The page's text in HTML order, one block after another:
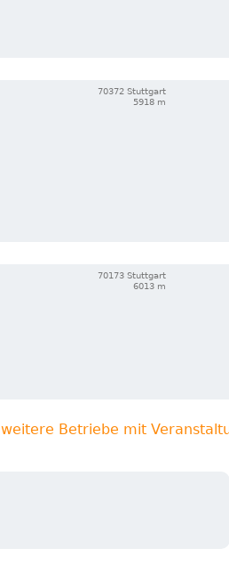
70372 Stuttgart
5918 m
70173 Stuttgart
6013 m
weitere Betriebe mit